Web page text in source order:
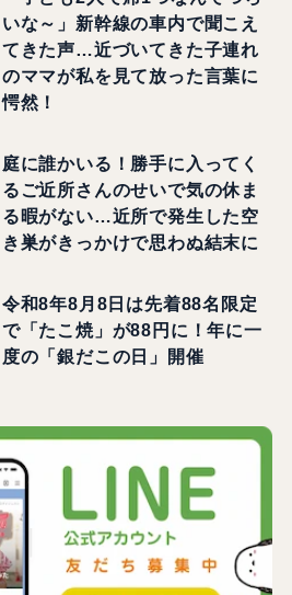
いな～」新幹線の車内で聞こえ
てきた声…近づいてきた子連れ
のママが私を見て放った言葉に
愕然！
庭に誰かいる！勝手に入ってく
るご近所さんのせいで気の休ま
る暇がない…近所で発生した空
き巣がきっかけで思わぬ結末に
令和8年8月8日は先着88名限定
で「たこ焼」が88円に！年に一
度の「銀だこの日」開催